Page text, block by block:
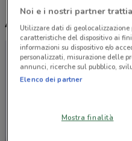
Altri volantini nelle
Noi e i nostri partner
Utilizzare dati di
caratteristiche del dispositivo ai
informazioni su dispositivo e/o
personalizzati, misurazione delle
annunci, ricerche sul pubblico,
Elenco dei partner
Mostra finalità